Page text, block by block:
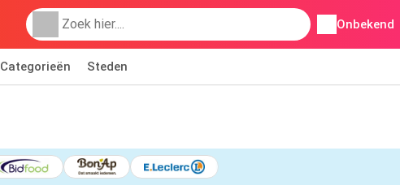
Onbekend
Categorieën Steden